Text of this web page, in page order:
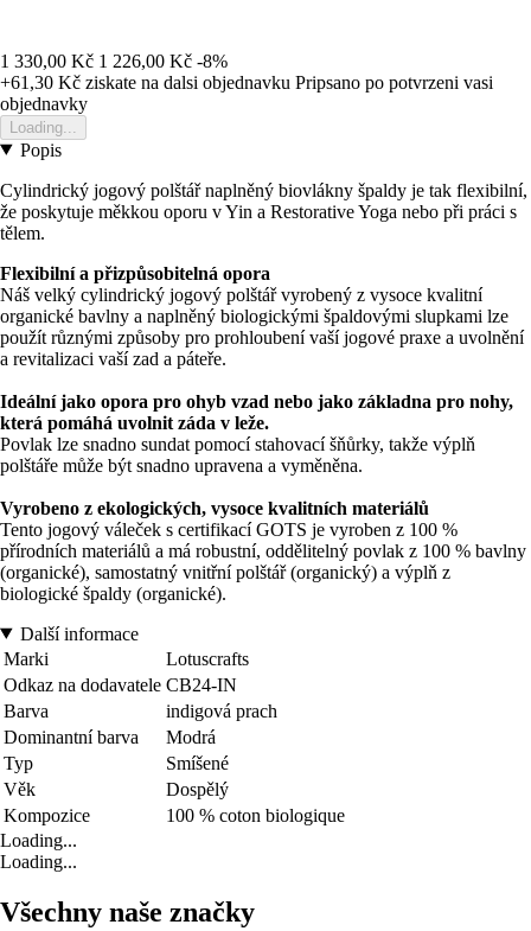
1 330,00 Kč 1 226,00 Kč -8%
+61,30 Kč ziskate na dalsi objednavku Pripsano po potvrzeni vasi
objednavky
Loading...
Popis
Cylindrický jogový polštář naplněný biovlákny špaldy je tak flexibilní,
že poskytuje měkkou oporu v Yin a Restorative Yoga nebo při práci s
tělem.
Flexibilní a přizpůsobitelná opora
Náš velký cylindrický jogový polštář vyrobený z vysoce kvalitní
organické bavlny a naplněný biologickými špaldovými slupkami lze
použít různými způsoby pro prohloubení vaší jogové praxe a uvolnění
a revitalizaci vaší zad a páteře.
Ideální jako opora pro ohyb vzad nebo jako základna pro nohy,
která pomáhá uvolnit záda v leže.
Povlak lze snadno sundat pomocí stahovací šňůrky, takže výplň
polštáře může být snadno upravena a vyměněna.
Vyrobeno z ekologických, vysoce kvalitních materiálů
Tento jogový váleček s certifikací GOTS je vyroben z 100 %
přírodních materiálů a má robustní, oddělitelný povlak z 100 % bavlny
(organické), samostatný vnitřní polštář (organický) a výplň z
biologické špaldy (organické).
Další informace
Marki
Lotuscrafts
Odkaz na dodavatele CB24-IN
Barva
indigová prach
Dominantní barva
Modrá
Typ
Smíšené
Věk
Dospělý
Kompozice
100 % coton biologique
Loading...
Loading...
Všechny naše značky